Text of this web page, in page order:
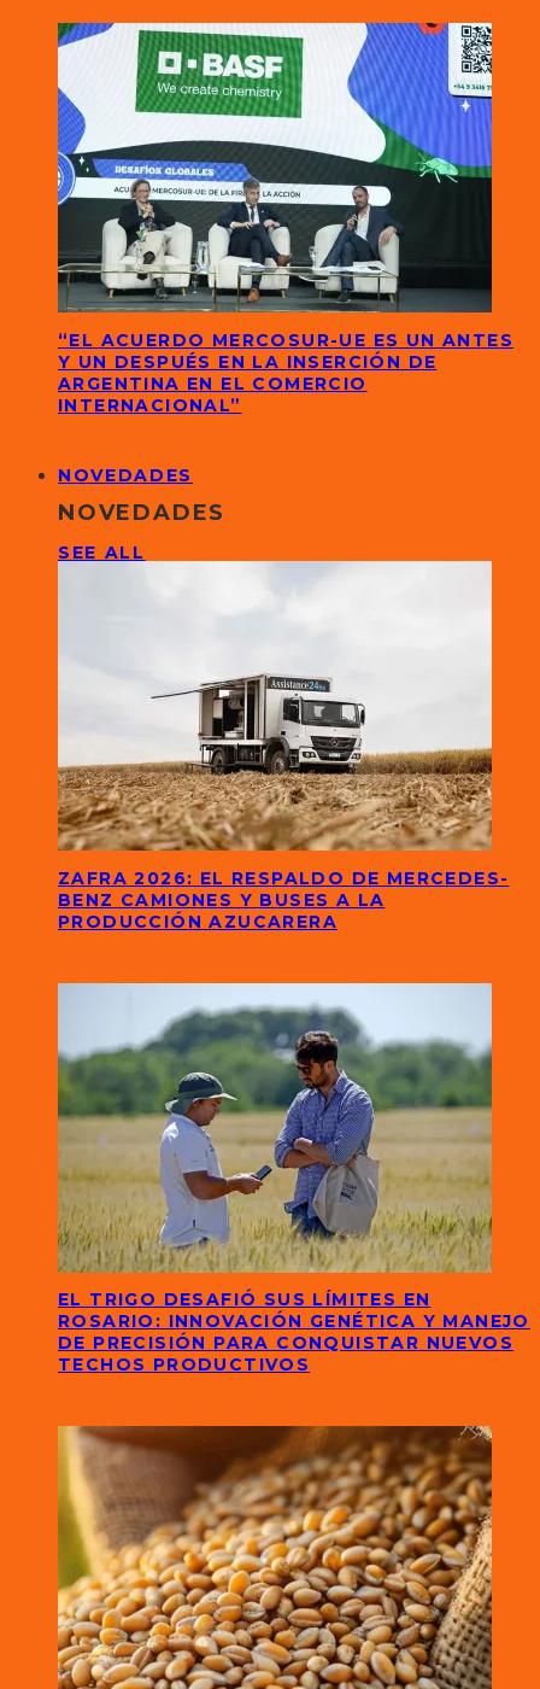
“EL ACUERDO MERCOSUR-UE ES UN ANTES
Y UN DESPUÉS EN LA INSERCIÓN DE
ARGENTINA EN EL COMERCIO
INTERNACIONAL”
NOVEDADES
NOVEDADES
SEE ALL
ZAFRA 2026: EL RESPALDO DE MERCEDES-
BENZ CAMIONES Y BUSES A LA
PRODUCCIÓN AZUCARERA
EL TRIGO DESAFIÓ SUS LÍMITES EN
ROSARIO: INNOVACIÓN GENÉTICA Y MANEJO
DE PRECISIÓN PARA CONQUISTAR NUEVOS
TECHOS PRODUCTIVOS